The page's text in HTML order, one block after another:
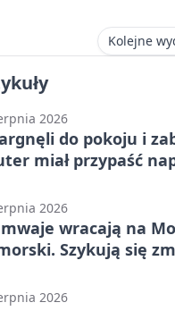
Kolejne
2026
do pokoju i
miał przypaść
2026
wracają na
Szykują się
2026